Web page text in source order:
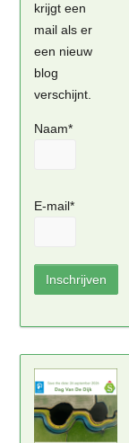
krijgt een
mail als er
een nieuw
blog
verschijnt.
Naam*
E-mail*